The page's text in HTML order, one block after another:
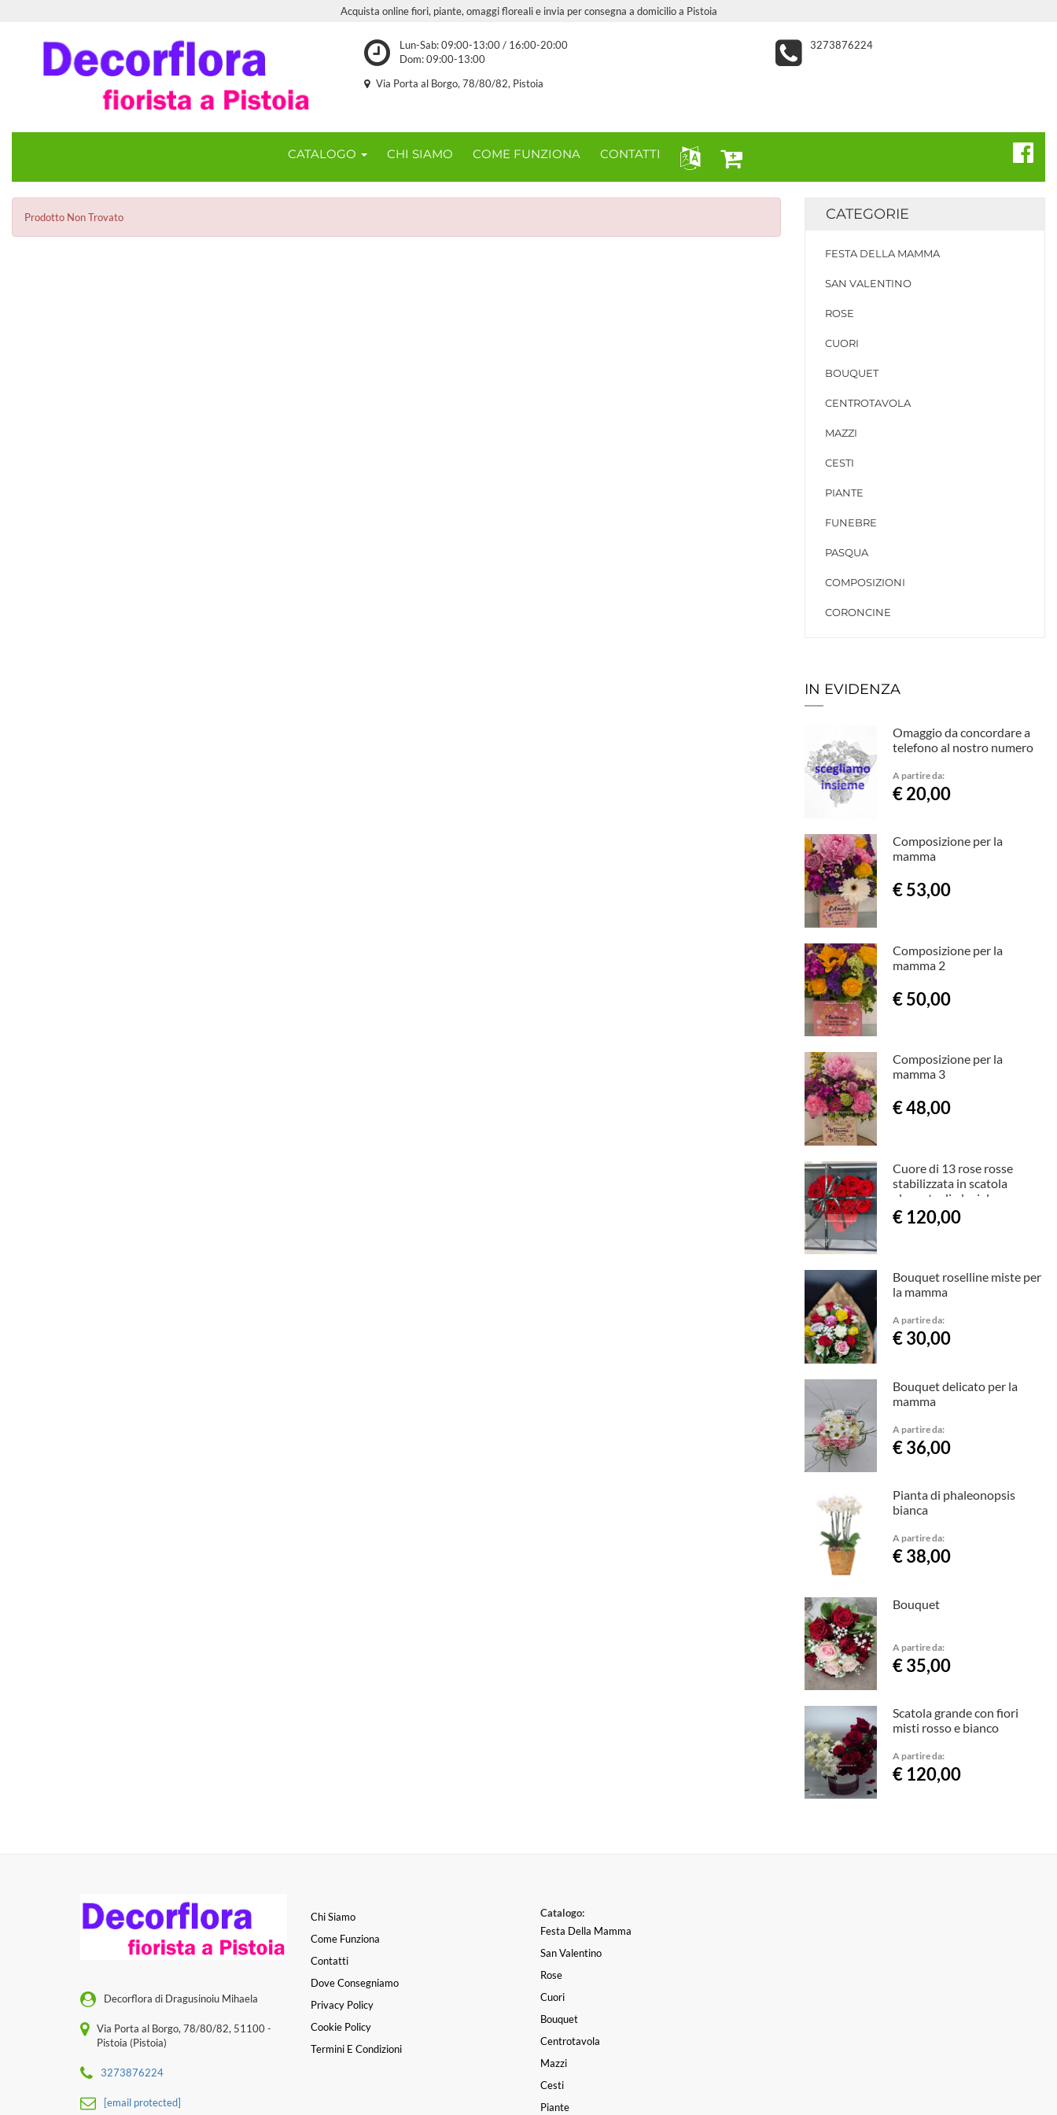
Acquista online fiori, piante, omaggi floreali e invia per consegna a domicilio a Pistoia
Lun-Sab: 09:00-13:00 / 16:00-20:00
Dom: 09:00-13:00
3273876224
Via Porta al Borgo, 78/80/82, Pistoia
CATALOGO CHI SIAMO COME FUNZIONA CONTATTI
Prodotto Non Trovato CATEGORIE
FESTA DELLA MAMMA
SAN VALENTINO
ROSE
CUORI
BOUQUET
CENTROTAVOLA
MAZZI
CESTI
PIANTE
FUNEBRE
PASQUA
COMPOSIZIONI
CORONCINE
IN EVIDENZA
Omaggio da concordare a
telefono al nostro numero
A partire da:
€ 20,00
Composizione per la
mamma
€ 53,00
Composizione per la
mamma 2
€ 50,00
Composizione per la
mamma 3
€ 48,00
Cuore di 13 rose rosse
stabilizzata in scatola
elegante di plexiglas
€ 120,00
Bouquet roselline miste per
la mamma
A partire da:
€ 30,00
Bouquet delicato per la
mamma
A partire da:
€ 36,00
Pianta di phaleonopsis
bianca
A partire da:
€ 38,00
Bouquet
A partire da:
€ 35,00
Scatola grande con fiori
misti rosso e bianco
A partire da:
€ 120,00
Decorflora di Dragusinoiu Mihaela
Via Porta al Borgo, 78/80/82, 51100 -
Pistoia (Pistoia)
3273876224
[email protected]
Chi Siamo
Come Funziona
Contatti
Dove Consegniamo
Privacy Policy
Cookie Policy
Termini E Condizioni
Catalogo:
Festa Della Mamma
San Valentino
Rose
Cuori
Bouquet
Centrotavola
Mazzi
Cesti
Piante